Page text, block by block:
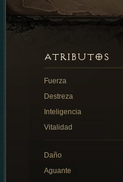
ATRIBUTOS
Fuerza
Destreza
Inteligencia
Vitalidad
Daño
Aguante